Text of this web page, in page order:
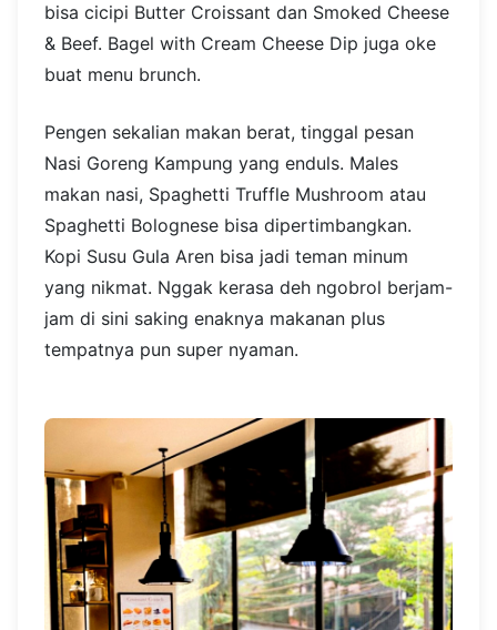
bisa cicipi Butter Croissant dan Smoked Cheese
& Beef. Bagel with Cream Cheese Dip juga oke
buat menu brunch.
Pengen sekalian makan berat, tinggal pesan
Nasi Goreng Kampung yang enduls. Males
makan nasi, Spaghetti Truffle Mushroom atau
Spaghetti Bolognese bisa dipertimbangkan.
Kopi Susu Gula Aren bisa jadi teman minum
yang nikmat. Nggak kerasa deh ngobrol berjam-
jam di sini saking enaknya makanan plus
tempatnya pun super nyaman.